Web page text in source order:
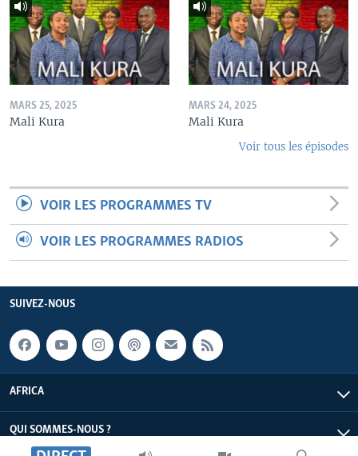
MARS 25, 2025
Mali Kura
MARS 24, 2025
Mali Kura
Voir tous les épisodes
VOIR LES PROGRAMMES TV
VOIR LES PROGRAMMES RADIOS
SUIVEZ-NOUS
AFRICA
QUI SOMMES-NOUS ?